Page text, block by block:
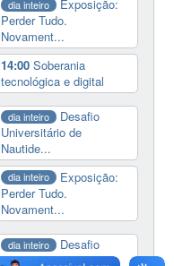
dia inteiro
Exposição:
Perder Tudo.
Novament...
14:00Soberania
tecnológica e digital
dia inteiro
Desafio
Universitário de
Nautide...
dia inteiro
Exposição:
Perder Tudo.
Novament...
dia inteiro
Desafio
Universitário de